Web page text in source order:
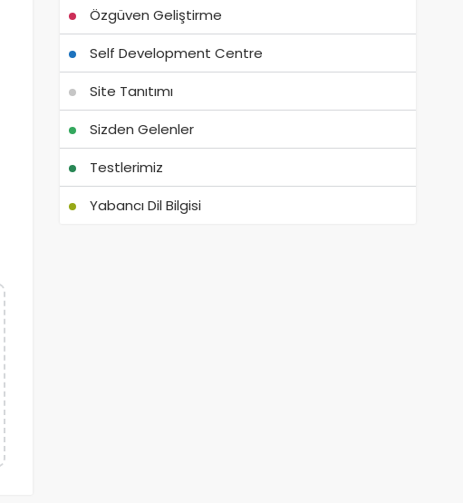
Özgüven Geliştirme
Self Development Centre
Site Tanıtımı
Sizden Gelenler
Testlerimiz
Yabancı Dil Bilgisi